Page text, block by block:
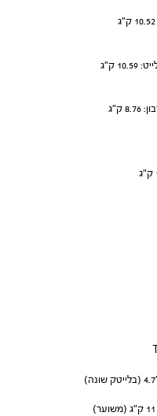
• משקל הגלשן בגימור לייטק: 10.52 ק”ג
• משקל הגלשן בגימור סטארלייט: 10.59 ק”ג
• משקל הגלשן בגימור בלו קרבון: 8.76 ק”ג